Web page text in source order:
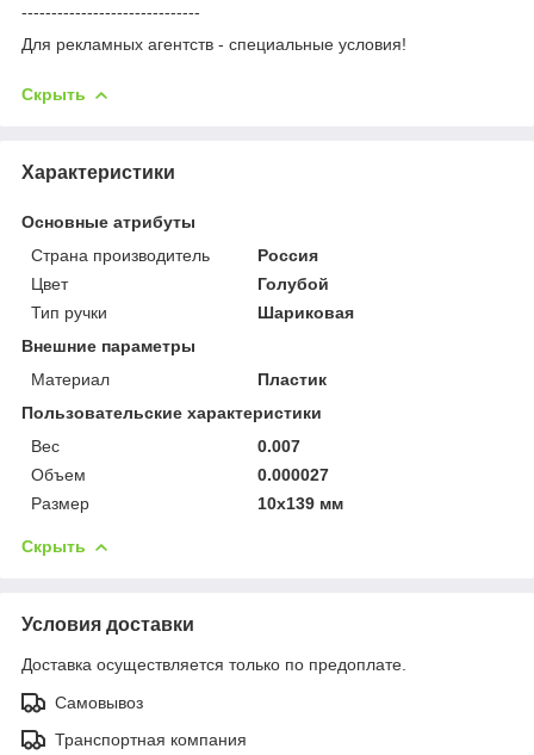
------------------------------
Для рекламных агентств - специальные условия!
Скрыть
Характеристики
Основные атрибуты
Страна производитель
Россия
Цвет
Голубой
Тип ручки
Шариковая
Внешние параметры
Материал
Пластик
Пользовательские характеристики
Вес
0.007
Объем
0.000027
Размер
10х139 мм
Скрыть
Условия доставки
Доставка осуществляется только по предоплате.
Самовывоз
Транспортная компания